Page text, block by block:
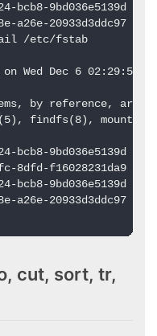
bcb8-9bd036e5139d /
a26e-20933d3ddc97
/etc/fstab
Wed Dec 6 02:29:53
by reference, are
findfs(8),
bcb8-9bd036e5139d
8dfd-f16028231da9
bcb8-9bd036e5139d /
a26e-20933d3ddc97
cut, sort, tr,